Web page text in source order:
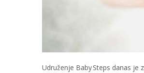
Udruženje Baby Steps danas je